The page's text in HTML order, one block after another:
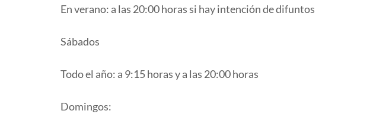
En verano: a las 20:00 horas si hay intención de difuntos
Sábados
Todo el año: a 9:15 horas y a las 20:00 horas
Domingos: